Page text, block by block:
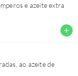
e azeite extra
add
ao azeite de